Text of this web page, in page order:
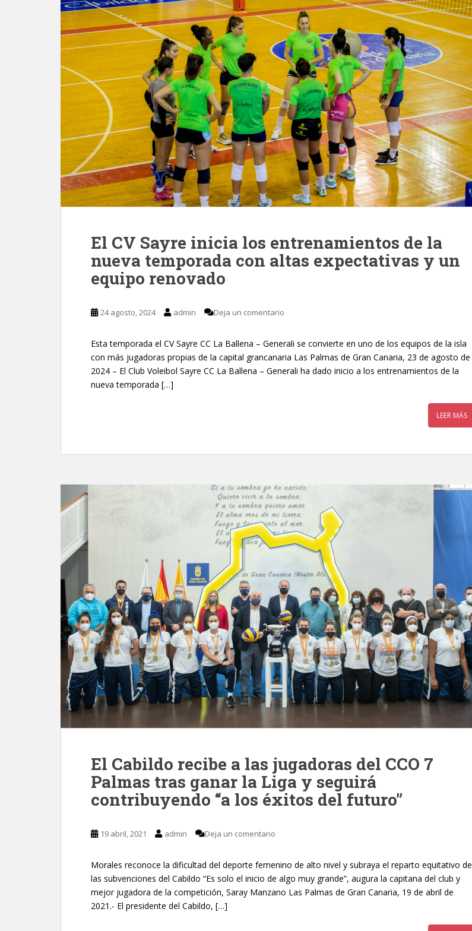
El CV Sayre inicia los entrenamientos de la
nueva temporada con altas expectativas y un
equipo renovado
24 agosto, 2024 admin Deja un comentario
Esta temporada el CV Sayre CC La Ballena – Generali se convierte en uno de los equipos de la isla
con más jugadoras propias de la capital grancanaria Las Palmas de Gran Canaria, 23 de agosto de
2024 – El Club Voleibol Sayre CC La Ballena – Generali ha dado inicio a los entrenamientos de la
nueva temporada […]
LEER MÁS
El Cabildo recibe a las jugadoras del CCO 7
Palmas tras ganar la Liga y seguirá
contribuyendo “a los éxitos del futuro”
19 abril, 2021 admin Deja un comentario
Morales reconoce la dificultad del deporte femenino de alto nivel y subraya el reparto equitativo de
las subvenciones del Cabildo “Es solo el inicio de algo muy grande”, augura la capitana del club y
mejor jugadora de la competición, Saray Manzano Las Palmas de Gran Canaria, 19 de abril de
2021.- El presidente del Cabildo, […]